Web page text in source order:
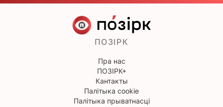
ПОЗІРК
Пра нас
ПОЗІРК+
Кантакты
Палітыка cookie
Палітыка прыватнасці